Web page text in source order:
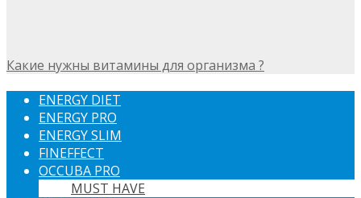
Какие нужны витамины для организма ?
ENERGY DIET
ENERGY PRO
ENERGY SLIM
FINEFFECT
OCCUBA PRO
MUST HAVE